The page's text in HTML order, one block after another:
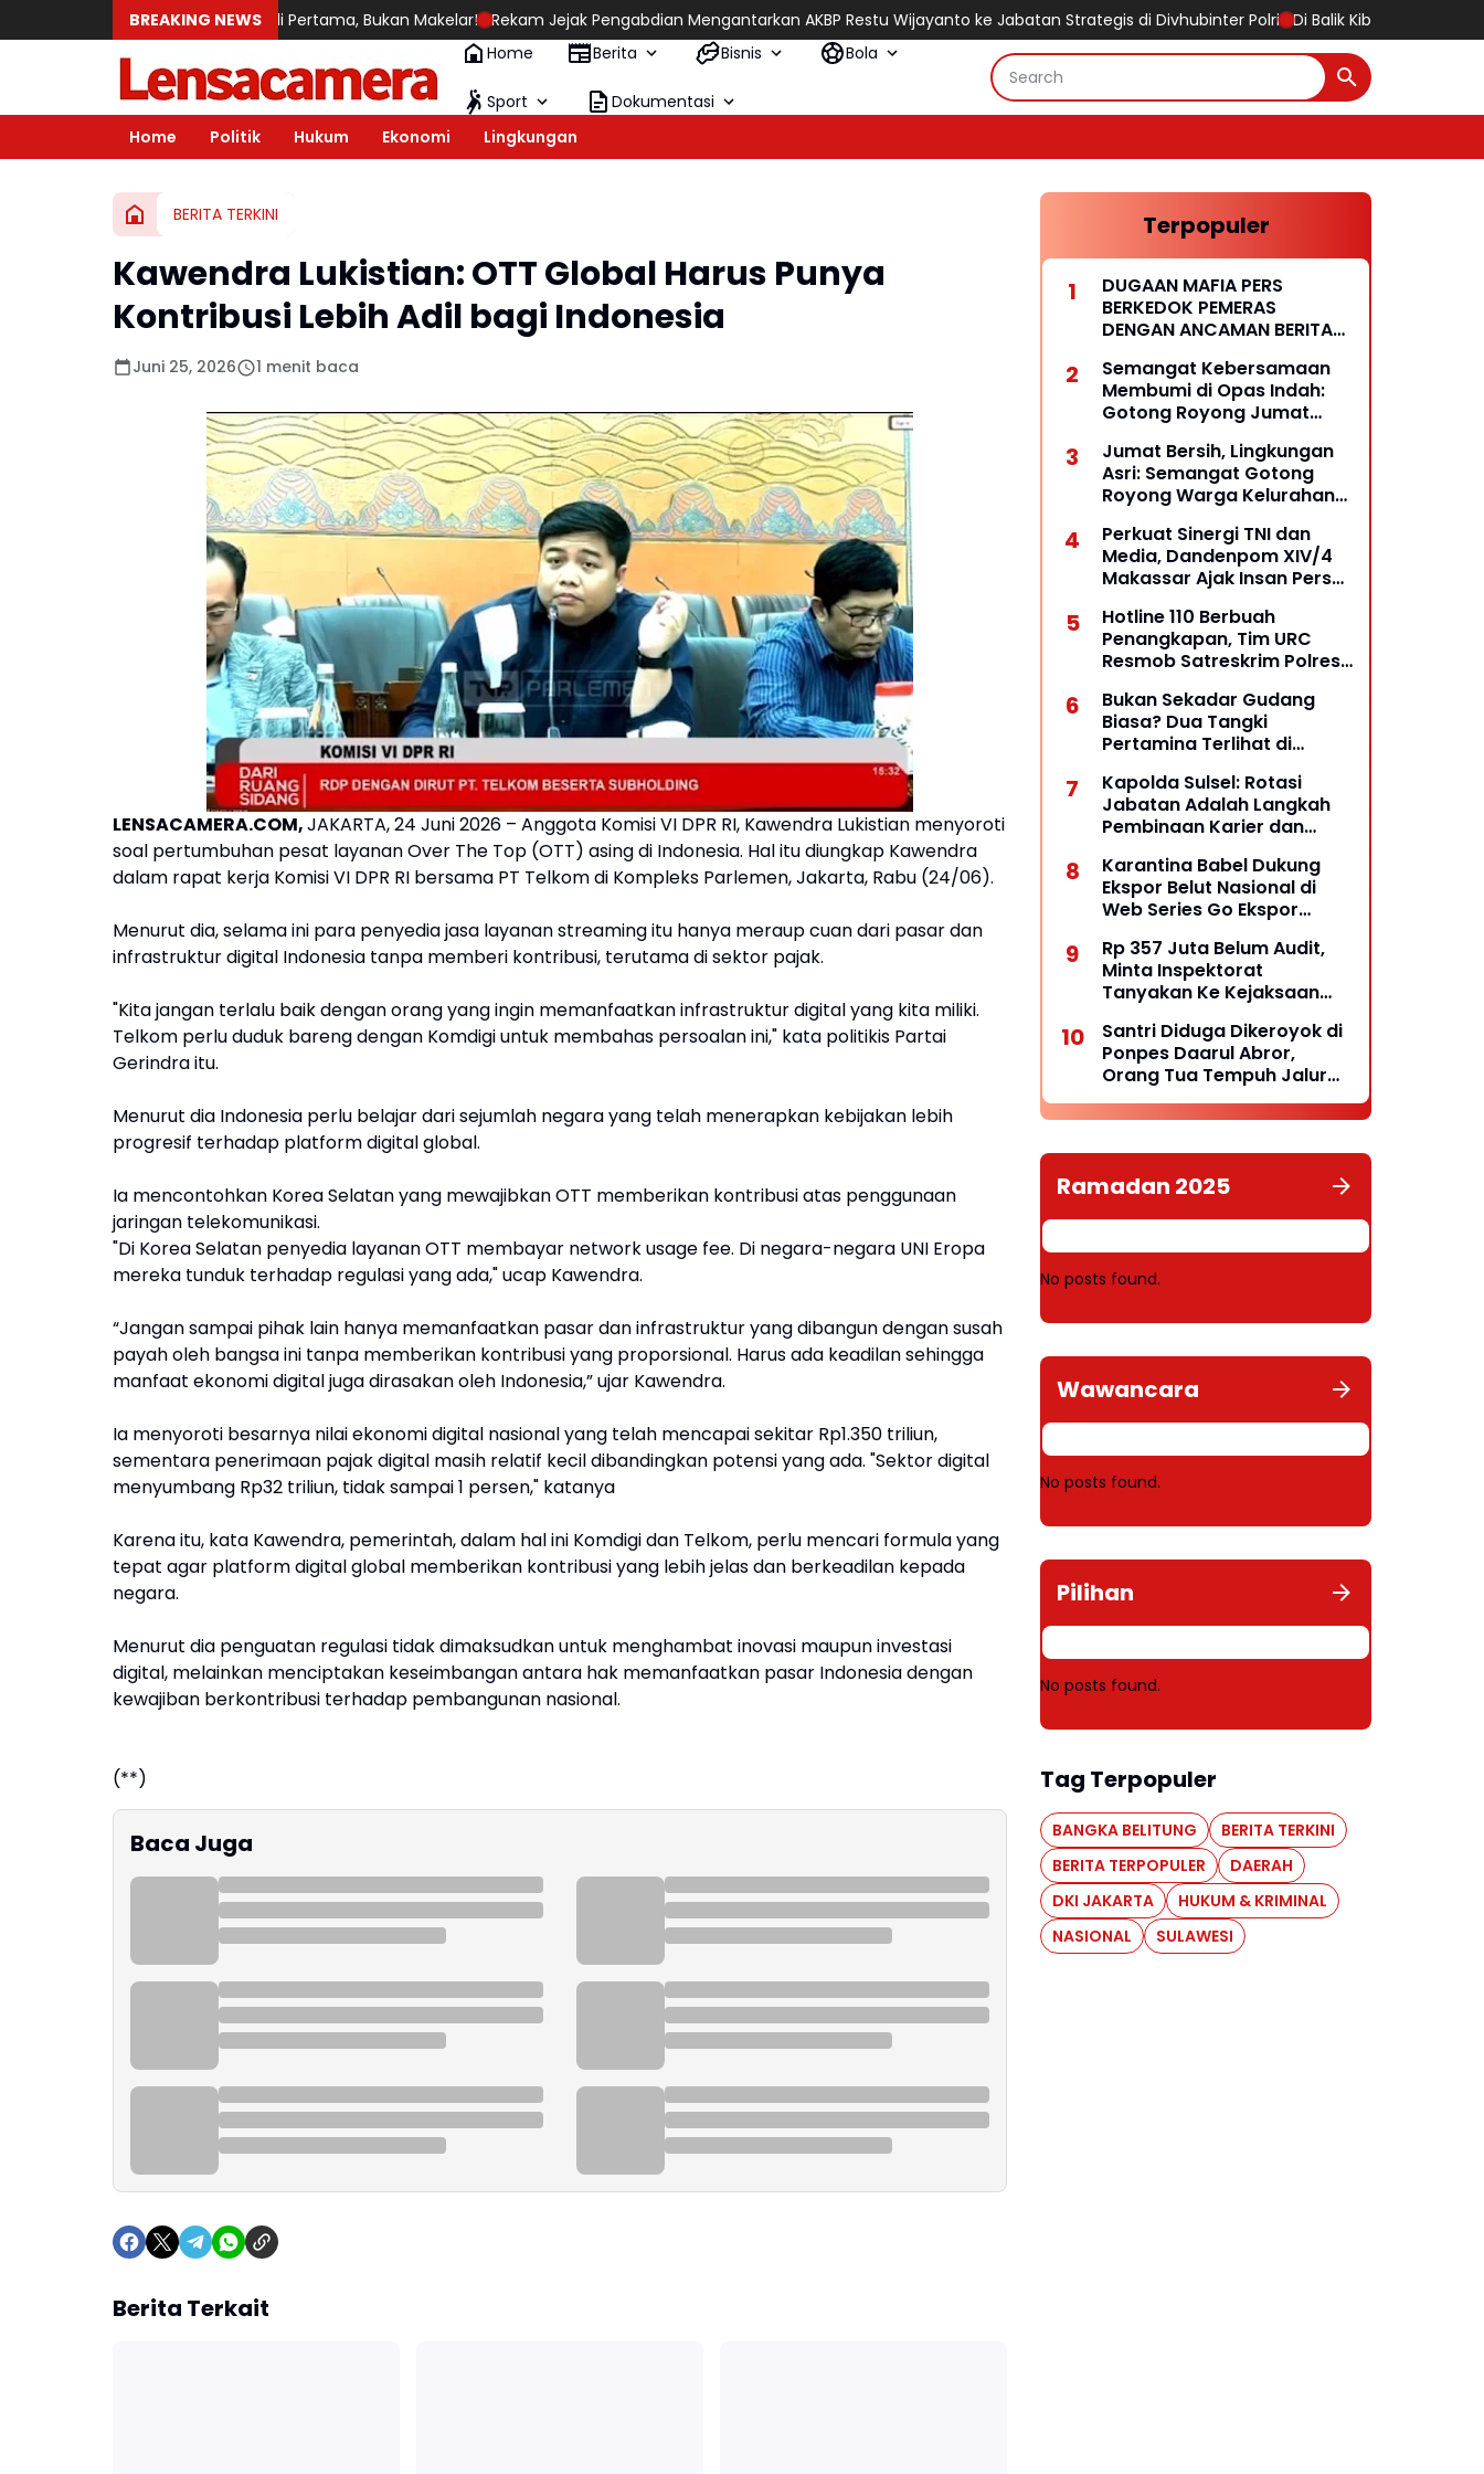
BREAKING NEWS
Road: Saya Pembeli Pertama, Bukan Makelar! Rekam Jejak Pengabdian Mengantarkan AKBP Restu Wijayanto ke Jabatan Strategis di Divhubinter Polri Di Balik Kibaran Merah Putih,
Home
Berita Bisnis Bola
Sport
Dokumentasi
Home
Politik Hukum Ekonomi Lingkungan
BERITA TERKINI
Kawendra Lukistian: OTT Global Harus Punya
Kontribusi Lebih Adil bagi Indonesia
Juni 25, 2026 1 menit baca
LENSACAMERA.COM,JAKARTA, 24 Juni 2026 – Anggota Komisi VI DPR RI, Kawendra Lukistian menyoroti
soal pertumbuhan pesat layanan Over The Top (OTT) asing di Indonesia. Hal itu diungkap Kawendra
dalam rapat kerja Komisi VI DPR RI bersama PT Telkom di Kompleks Parlemen, Jakarta, Rabu (24/06).
Menurut dia, selama ini para penyedia jasa layanan streaming itu hanya meraup cuan dari pasar dan
infrastruktur digital Indonesia tanpa memberi kontribusi, terutama di sektor pajak.
"Kita jangan terlalu baik dengan orang yang ingin memanfaatkan infrastruktur digital yang kita miliki.
Telkom perlu duduk bareng dengan Komdigi untuk membahas persoalan ini," kata politikis Partai
Gerindra itu.
Menurut dia Indonesia perlu belajar dari sejumlah negara yang telah menerapkan kebijakan lebih
progresif terhadap platform digital global.
Ia mencontohkan Korea Selatan yang mewajibkan OTT memberikan kontribusi atas penggunaan
jaringan telekomunikasi.
"Di Korea Selatan penyedia layanan OTT membayar network usage fee. Di negara-negara UNI Eropa
mereka tunduk terhadap regulasi yang ada," ucap Kawendra.
“Jangan sampai pihak lain hanya memanfaatkan pasar dan infrastruktur yang dibangun dengan susah
payah oleh bangsa ini tanpa memberikan kontribusi yang proporsional. Harus ada keadilan sehingga
manfaat ekonomi digital juga dirasakan oleh Indonesia,” ujar Kawendra.
Ia menyoroti besarnya nilai ekonomi digital nasional yang telah mencapai sekitar Rp1.350 triliun,
sementara penerimaan pajak digital masih relatif kecil dibandingkan potensi yang ada. "Sektor digital
menyumbang Rp32 triliun, tidak sampai 1 persen," katanya
Karena itu, kata Kawendra, pemerintah, dalam hal ini Komdigi dan Telkom, perlu mencari formula yang
tepat agar platform digital global memberikan kontribusi yang lebih jelas dan berkeadilan kepada
negara.
Menurut dia penguatan regulasi tidak dimaksudkan untuk menghambat inovasi maupun investasi
digital, melainkan menciptakan keseimbangan antara hak memanfaatkan pasar Indonesia dengan
kewajiban berkontribusi terhadap pembangunan nasional.
(**)
Baca Juga
Berita Terkait
Terpopuler
DUGAAN MAFIA PERS
BERKEDOK PEMERAS
DENGAN ANCAMAN BERITA
Semangat Kebersamaan
Membumi di Opas Indah:
Gotong Royong Jumat
dan Rukun
Jumat Bersih, Lingkungan
Asri: Semangat Gotong
Royong Warga Kelurahan
Perkuat Sinergi TNI dan
Media, Dandenpom XIV/4
Makassar Ajak Insan Pers
Kolaboratif
Hotline 110 Berbuah
Penangkapan, Tim URC
Resmob Satreskrim Polres
Pelaku Pencurian
Bukan Sekadar Gudang
Biasa? Dua Tangki
Pertamina Terlihat di
BBM Ilegal Diuji
Kapolda Sulsel: Rotasi
Jabatan Adalah Langkah
Pembinaan Karier dan
Kamtibmas
Karantina Babel Dukung
Ekspor Belut Nasional di
Web Series Go Ekspor
Lokal Menuju Pasar Dunia
Rp 357 Juta Belum Audit,
Minta Inspektorat
Tanyakan Ke Kejaksaan
Keberadaannya
Santri Diduga Dikeroyok di
Ponpes Daarul Abror,
Orang Tua Tempuh Jalur
Hukum, Laporan Resmi
Masuk Polda Babel
Ramadan 2025
No posts found.
Wawancara
No posts found.
Pilihan
No posts found.
Tag Terpopuler
BANGKA BELITUNG
BERITA TERKINI
BERITA TERPOPULER
DAERAH
DKI JAKARTA
HUKUM & KRIMINAL
NASIONAL
SULAWESI